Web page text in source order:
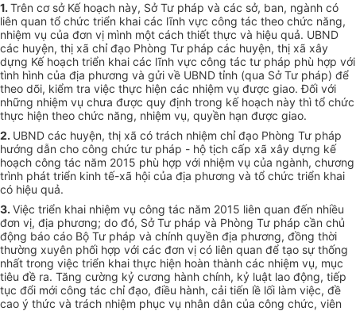
1. Trên cơ sở Kế hoạch này, Sở Tư pháp và các sở, ban, ngành có
liên quan tổ chức triển khai các lĩnh vực công tác theo chức năng,
nhiệm vụ của đơn vị mình một cách thiết thực và hiệu quả. UBND
các huyện, thị xã chỉ đạo Phòng Tư pháp các huyện, thị xã xây
dựng Kế hoạch triển khai các lĩnh vực công tác tư pháp phù hợp với
tình hình của địa phương và gửi về UBND tỉnh (qua Sở Tư pháp) để
theo dõi, kiểm tra việc thực hiện các nhiệm vụ được giao. Đối với
những nhiệm vụ chưa được quy định trong kế hoạch này thì tổ chức
thực hiện theo chức năng, nhiệm vụ, quyền hạn được giao.
2. UBND các huyện, thị xã có trách nhiệm chỉ đạo Phòng Tư pháp
hướng dẫn cho công chức tư pháp - hộ tịch cấp xã xây dựng kế
hoạch công tác năm 2015 phù hợp với nhiệm vụ của ngành, chương
trình phát triển kinh tế-xã hội của địa phương và tổ chức triển khai
có hiệu quả.
3. Việc triển khai nhiệm vụ công tác năm 2015 liên quan đến nhiều
đơn vị, địa phương; do đó, Sở Tư pháp và Phòng Tư pháp cần chủ
động báo cáo Bộ Tư pháp và chính quyền địa phương, đồng thời
thường xuyên phối hợp với các đơn vị có liên quan để tạo sự thống
nhất trong việc triển khai thực hiện hoàn thành các nhiệm vụ, mục
tiêu đề ra. Tăng cường kỷ cương hành chính, kỷ luật lao động, tiếp
tục đổi mới công tác chỉ đạo, điều hành, cải tiến lề lối làm việc, đề
cao ý thức và trách nhiệm phục vụ nhân dân của công chức, viên